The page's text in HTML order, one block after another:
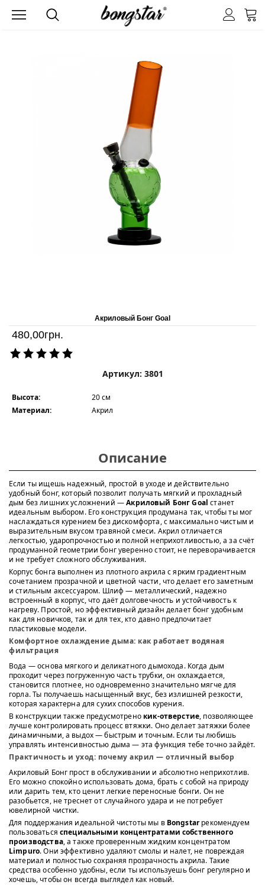
Акриловый Бонг Goal
480,00грн.
Артикул: 3801
Высота:
20 см
Материал:
Акрил
Описание
Если ты ищешь надежный, простой в уходе и действительно
удобный бонг, который позволит получать мягкий и прохладный
дым без лишних усложнений —Акриловый Бонг Goal станет
идеальным выбором. Его конструкция продумана так, чтобы ты мог
наслаждаться курением без дискомфорта, с максимально чистым и
выразительным вкусом травяной смеси. Акрил отличается
легкостью, ударопрочностью и полной неприхотливостью, а за счёт
продуманной геометрии бонг уверенно стоит, не переворачивается
и не требует сложного обслуживания.
Корпус бонга выполнен из плотного акрила с ярким градиентным
сочетанием прозрачной и цветной части, что делает его заметным
и стильным аксессуаром. Шлиф — металлический, надежно
встроенный в корпус, что даёт долговечность и устойчивость к
нагреву. Простой, но эффективный дизайн делает бонг удобным
как для новичков, так и для тех, кто давно предпочитает
пластиковые модели.
Комфортное охлаждение дыма: как работает водяная
фильтрация
Вода — основа мягкого и деликатного дымохода. Когда дым
проходит через погруженную часть трубки, он охлаждается,
становится плотнее, но одновременно значительно мягче для
горла. Ты получаешь насыщенный вкус, без излишней резкости,
которая характерна для сухих способов курения.
В конструкции также предусмотрено кик-отверстие, позволяющее
лучше контролировать процесс втяжки. Оно делает затяжки более
динамичными, а выдох — быстрым и точным. Если ты любишь
управлять интенсивностью дыма — эта функция тебе точно зайдёт.
Практичность и уход: почему акрил — отличный выбор
Акриловый Бонг прост в обслуживании и абсолютно неприхотлив.
Его можно спокойно использовать дома, брать с собой на природу
или дарить тем, кто ценит легкие переносные бонги. Он не
разобьется, не треснет от случайного удара и не потребует
ювелирной чистки.
Для поддержания идеальной чистоты мы в Bongstarрекомендуем
пользоваться специальными концентратами собственного
производства, а также проверенным жидким концентратом
Limpuro. Они эффективно удаляют смолы и налет, не повреждая
материал и полностью сохраняя прозрачность акрила. Такие
средства особенно удобны, если ты используешь бонг регулярно и
хочешь, чтобы он всегда выглядел как новый.